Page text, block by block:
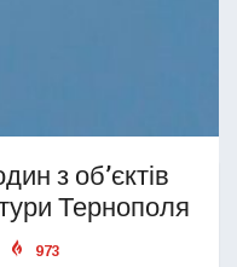
з об’єктів
Тернополя
973